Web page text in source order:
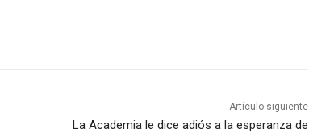
Artículo siguiente
La Academia le dice adiós a la esperanza de